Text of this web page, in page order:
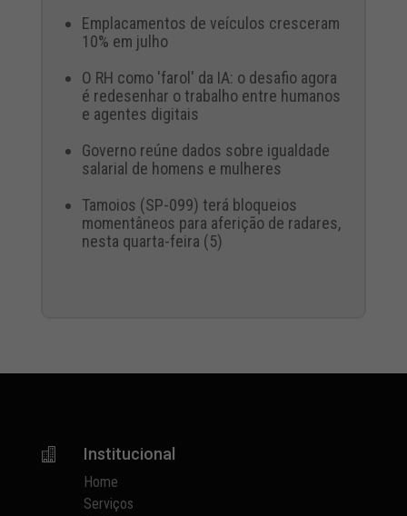
Emplacamentos de veículos cresceram
10% em julho
O RH como 'farol' da IA: o desafio agora
é redesenhar o trabalho entre humanos
e agentes digitais
Governo reúne dados sobre igualdade
salarial de homens e mulheres
Tamoios (SP-099) terá bloqueios
momentâneos para aferição de radares,
nesta quarta-feira (5)
 Institucional
Home
Serviços